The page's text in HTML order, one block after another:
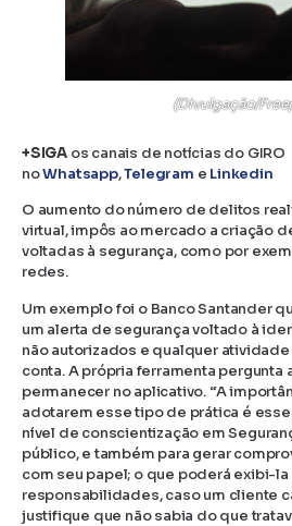
(Divulgação/
+SIGA os canais de notícias do GIRO
noWhatsapp,Telegram e Linkedin
O aumento do número de delitos
virtual, impôs ao mercado a criação
voltadas à segurança, como por
redes.
Um exemplo foi o Banco Santander
um alerta de segurança voltado à
não autorizados e qualquer
conta. A própria ferramenta pergunta
permanecer no aplicativo. “A
adotarem esse tipo de prática é
nível de conscientização em
público, e também para gerar
com seu papel; o que poderá exibi-
responsabilidades, caso um cliente
justifique que não sabia do que